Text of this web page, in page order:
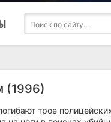
(1996)
трое